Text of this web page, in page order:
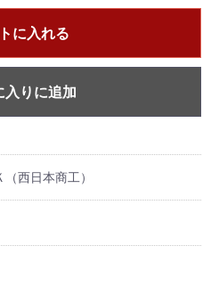
に入れる
入りに追加
（西日本商工）